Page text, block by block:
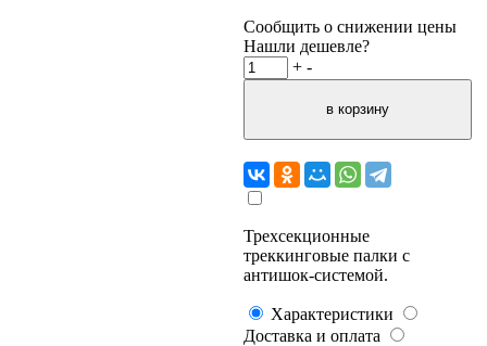
Сообщить о снижении цены
Нашли дешевле?
+ -
Трехсекционные
треккинговые палки с
антишок-системой.
Характеристики
Доставка и оплата